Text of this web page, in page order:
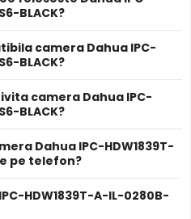
S6-BLACK este dotata
in infrarosu in functie
riscul de suprasaturare
BLACK?
camera Dahua IPC-
BLACK?
camera Dahua IPC-
BLACK?
Dahua IPC-HDW1839T-
pe telefon?
HDW1839T-A-IL-0280B-